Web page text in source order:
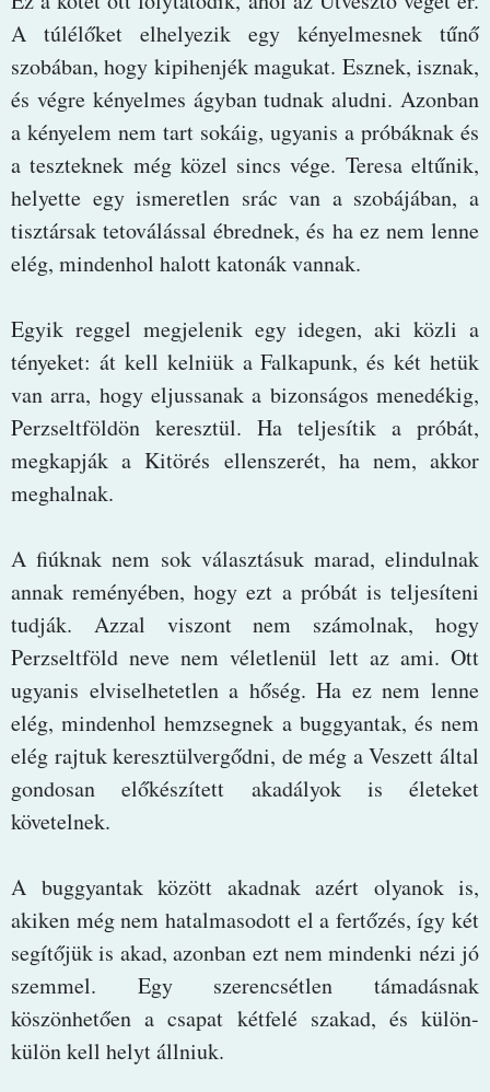
A túlélőket elhelyezik egy kényelmesnek tűnő
szobában, hogy kipihenjék magukat. Esznek, isznak,
és végre kényelmes ágyban tudnak aludni. Azonban
a kényelem nem tart sokáig, ugyanis a próbáknak és
a teszteknek még közel sincs vége. Teresa eltűnik,
helyette egy ismeretlen srác van a szobájában, a
tisztársak tetoválással ébrednek, és ha ez nem lenne
elég, mindenhol halott katonák vannak.
Egyik reggel megjelenik egy idegen, aki közli a
tényeket: át kell kelniük a Falkapunk, és két hetük
van arra, hogy eljussanak a bizonságos menedékig,
Perzseltföldön keresztül. Ha teljesítik a próbát,
megkapják a Kitörés ellenszerét, ha nem, akkor
meghalnak.
A fiúknak nem sok választásuk marad, elindulnak
annak reményében, hogy ezt a próbát is teljesíteni
tudják. Azzal viszont nem számolnak, hogy
Perzseltföld neve nem véletlenül lett az ami. Ott
ugyanis elviselhetetlen a hőség. Ha ez nem lenne
elég, mindenhol hemzsegnek a buggyantak, és nem
elég rajtuk keresztülvergődni, de még a Veszett által
gondosan előkészített akadályok is életeket
követelnek.
A buggyantak között akadnak azért olyanok is,
akiken még nem hatalmasodott el a fertőzés, így két
segítőjük is akad, azonban ezt nem mindenki nézi jó
szemmel. Egy szerencsétlen támadásnak
köszönhetően a csapat kétfelé szakad, és külön-
külön kell helyt állniuk.